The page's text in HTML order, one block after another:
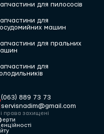
для пилососів
для
машин
для пральних
для
(063) 889 73 73
servisnadim@gmail.com
права захищені